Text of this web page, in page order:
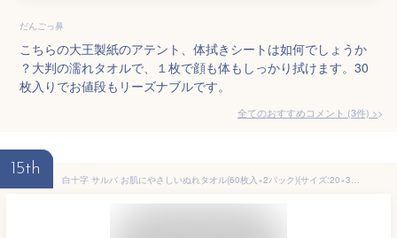
だんごっ鼻
こちらの大王製紙のアテント、体拭きシートは如何でしょうか
？大判の濡れタオルで、１枚で顔も体もしっかり拭けます。30
枚入りでお値段もリーズナブルです。
全てのおすすめコメント (3件) >
15th
白十字 サルバ お肌にやさしいぬれタオル(60枚入×2パック)(サイズ:20×30cm) 無香料 ノンアルコール【 使い捨て 濡れタオル ウェットティッシュ からだふきシート 体拭きシート 介護 清拭 衛生用品 】【ポイント10倍】